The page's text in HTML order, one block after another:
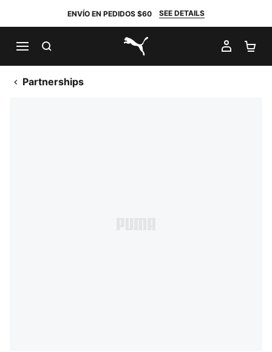
ENVÍO EN PEDIDOS $60 SEE DETAILS
PUMA.com
MI
Partnerships